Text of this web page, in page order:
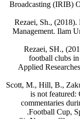
Broadcasting (IRIB)
Rezaei, Sh., (2018).
Management. Ilam
Rezaei, SH.,
football clubs
Applied
Scott, M., Hill, B.,
is not
commentaries
Football Cup,